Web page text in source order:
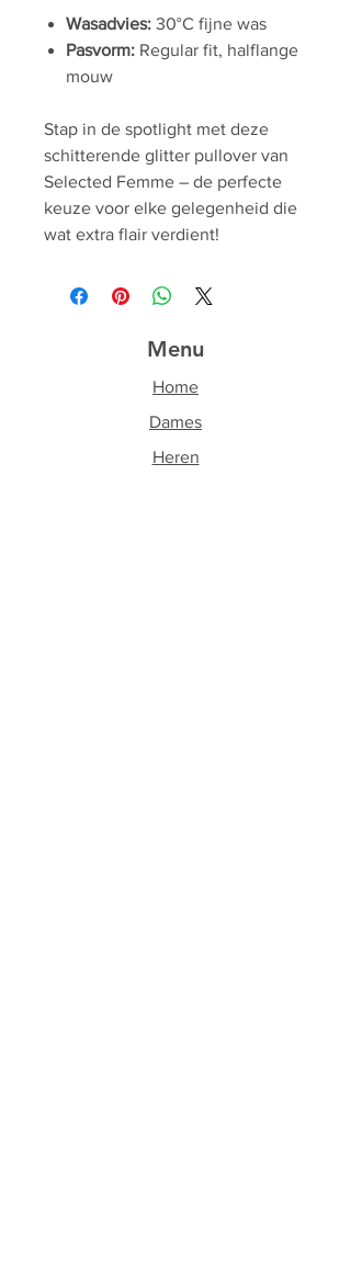
Wasadvies: 30°C fijne was
Pasvorm: Regular fit, halflange
mouw
Stap in de spotlight met deze
schitterende glitter pullover van
Selected Femme – de perfecte
keuze voor elke gelegenheid die
wat extra flair verdient!
Menu
Home
Dames
Heren